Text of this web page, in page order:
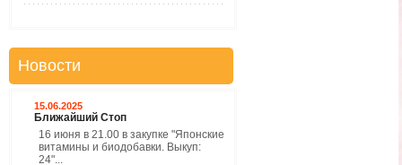
Новости
15.06.2025
Ближайший Стоп
16 июня в 21.00 в закупке "Японские
витамины и биодобавки. Выкуп:
24"...